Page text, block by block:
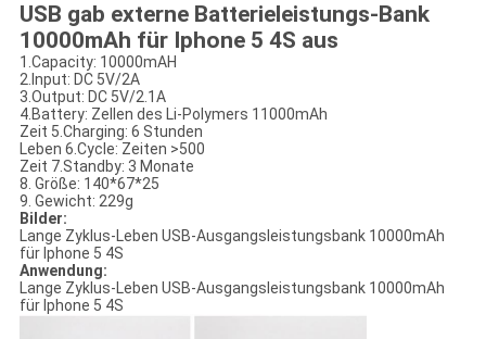
USB gab externe Batterieleistungs-Bank
10000mAh für Iphone 5 4S aus
1.Capacity: 10000mAH
2.Input: DC 5V/2A
3.Output: DC 5V/2.1A
4.Battery: Zellen des Li-Polymers 11000mAh
Zeit 5.Charging: 6 Stunden
Leben 6.Cycle: Zeiten >500
Zeit 7.Standby: 3 Monate
8. Größe: 140*67*25
9. Gewicht: 229g
Bilder:
Lange Zyklus-Leben USB-Ausgangsleistungsbank 10000mAh
für Iphone 5 4S
Anwendung:
Lange Zyklus-Leben USB-Ausgangsleistungsbank 10000mAh
für Iphone 5 4S